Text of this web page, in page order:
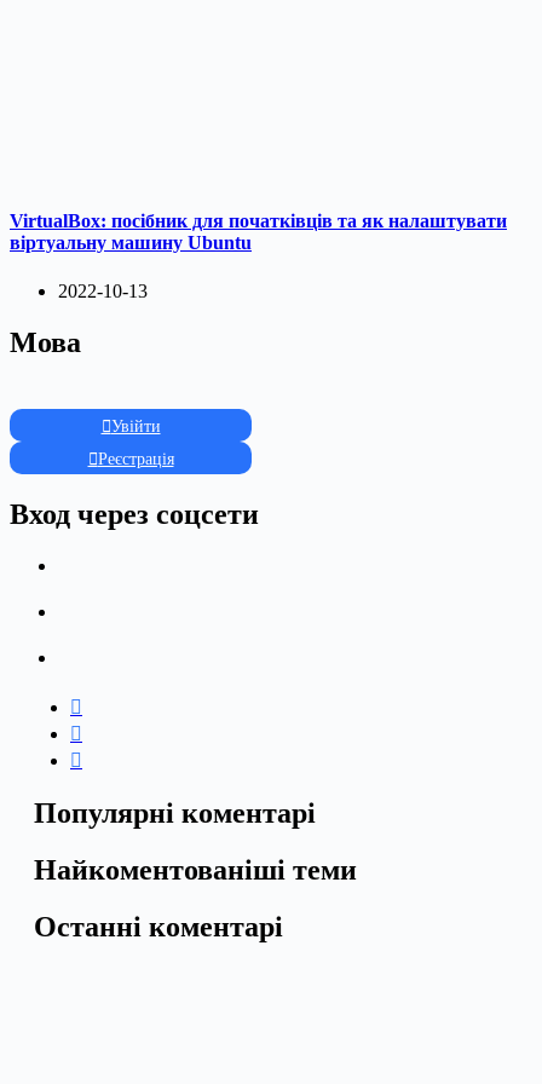
VirtualBox: посібник для початківців та як налаштувати
віртуальну машину Ubuntu
2022-10-13
Мова
Увійти
Реєстрація
Вход через соцсети
Популярні коментарі
Найкоментованіші теми
Останні коментарі